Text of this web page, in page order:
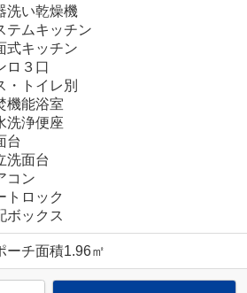
洗い乾燥機
テムキッチン
式キッチン
ロ３口
・トイレ別
機能浴室
洗浄便座
台
洗面台
コン
トロック
ボックス
ーチ面積1.96㎡